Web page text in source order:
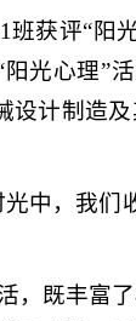
获评“阳
光心理”
设计制造
中，我们
既丰富